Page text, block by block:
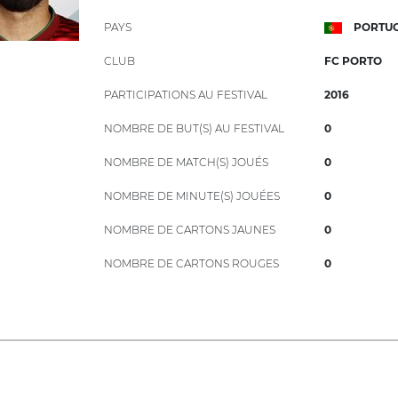
PAYS
CLUB FC PORTO
PARTICIPATIONS AU FESTIVAL 2016
NOMBRE DE BUT(S) AU FESTIVAL 0
NOMBRE DE MATCH(S) JOUÉS 0
NOMBRE DE MINUTE(S) JOUÉES 0
NOMBRE DE CARTONS JAUNES 0
NOMBRE DE CARTONS ROUGES 0